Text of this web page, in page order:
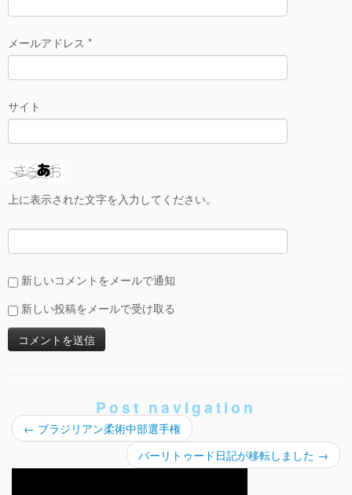
メールアドレス *
サイト
上に表示された文字を入力してください。
新しいコメントをメールで通知
新しい投稿をメールで受け取る
Post navigation
← ブラジリアン柔術中部選手権
バーリトゥード日記が移転しました →